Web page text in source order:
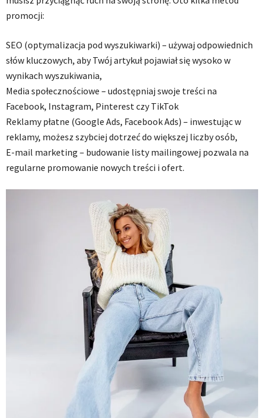
promocji:
SEO (optymalizacja pod wyszukiwarki) – używaj odpowiednich
słów kluczowych, aby Twój artykuł pojawiał się wysoko w
wynikach wyszukiwania,
Media społecznościowe – udostępniaj swoje treści na
Facebook, Instagram, Pinterest czy TikTok
Reklamy płatne (Google Ads, Facebook Ads) – inwestując w
reklamy, możesz szybciej dotrzeć do większej liczby osób,
E-mail marketing – budowanie listy mailingowej pozwala na
regularne promowanie nowych treści i ofert.